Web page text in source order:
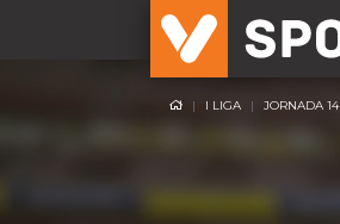
NACIONAL
I LIGA JORNADA 14